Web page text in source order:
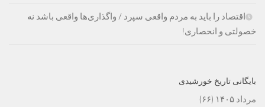
اقتصاد را باید به مردم واقعی سپرد / واگذاری‌ها واقعی باشد نه
خصولتی و انحصاری!
بایگانی تاریخ خورشیدی
مرداد ۱۴۰۵
(۶۶)